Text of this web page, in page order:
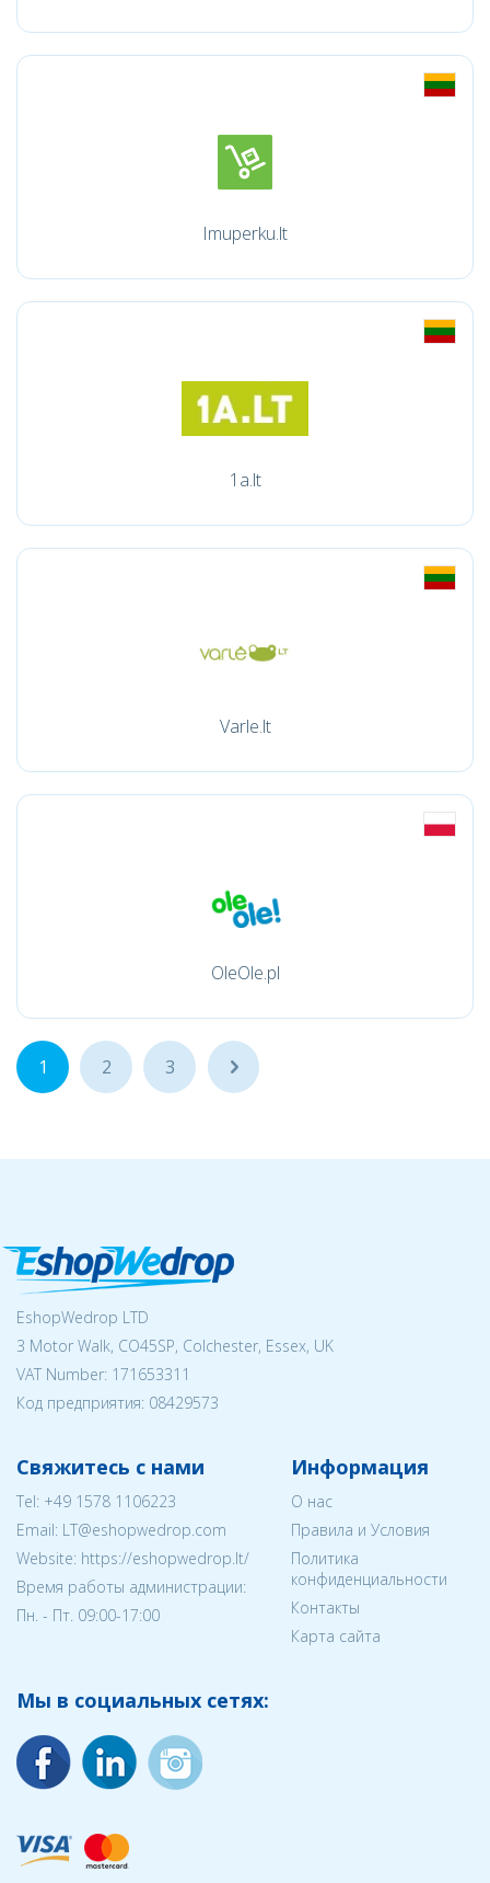
Imuperku.lt
1a.lt
Varle.lt
OleOle.pl
1 2 3 ...
EshopWedrop LTD
3 Motor Walk, CO45SP, Colchester, Essex, UK
VAT Number: 171653311
Код предприятия: 08429573
Свяжитесь с нами
Tel: +49 1578 1106223
Email: LT@eshopwedrop.com
Website: https://eshopwedrop.lt/
Время работы администрации:
Пн. - Пт. 09:00-17:00
Информация
О нас
Правила и Условия
Политика
конфиденциальности
Контакты
Карта сайта
Мы в социальных сетях: